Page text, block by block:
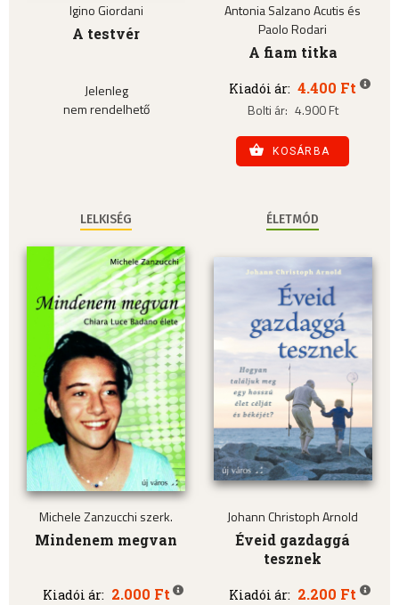
Igino Giordani
A testvér
Jelenleg
nem rendelhető
Antonia Salzano Acutis és
Paolo Rodari
A fiam titka
Kiadói ár: 4.400 Ft
Bolti ár: 4.900 Ft
KOSÁRBA
LELKISÉG
Michele Zanzucchi szerk.
Mindenem megvan
Kiadói ár: 2.000 Ft
ÉLETMÓD
Johann Christoph Arnold
Éveid gazdaggá
tesznek
Kiadói ár: 2.200 Ft